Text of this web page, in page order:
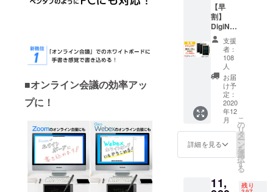
■オンライン会議の効率アッ
プに！
【早
割】
DigiNot
e
Pro【2
3％OFF
】300台
限定 ■
予定定
価：
14,850
円(税
込)⇒11,
480円
(税・送
アッ
支援
者：
108
人
お届
け予
定：
2020
年12
月
詳細を見る
こ
の
リ
タ
ー
ン
を
選
択
す
る
11, 残り